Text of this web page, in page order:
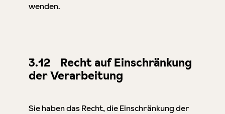
wenden.
3.12 Recht auf Einschränkung
der Verarbeitung
Sie haben das Recht, die Einschränkung der